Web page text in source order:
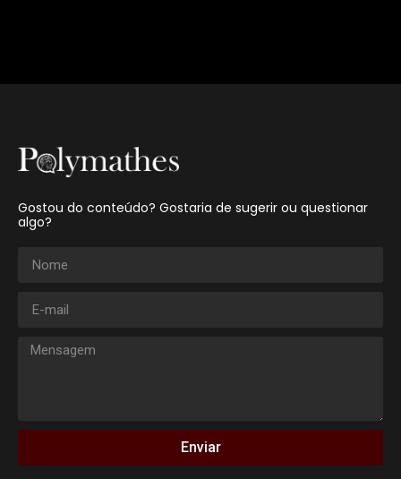
Gostou do conteúdo? Gostaria de sugerir ou questionar
algo?
Enviar